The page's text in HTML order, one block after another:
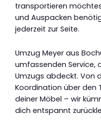
transportieren
und Auspacken
jederzeit zur Seite.
Umzug Meyer aus
umfassenden Service,
Umzugs abdeckt. Von
Koordination über den
deiner Möbel – wir
dich entspannt